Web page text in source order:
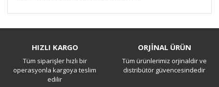
Yorum Yaz
HIZLI KARGO
Tüm siparişler hızlı bir
operasyonla kargoya teslim
edilir
ORJİNAL ÜRÜN
Tüm ürünlerimiz orjinaldir ve
distribütör güvencesindedir